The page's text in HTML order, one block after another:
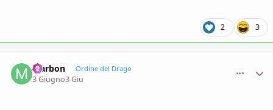
2 3
Marbon Ordine del Drago
3 Giugno3 Giu